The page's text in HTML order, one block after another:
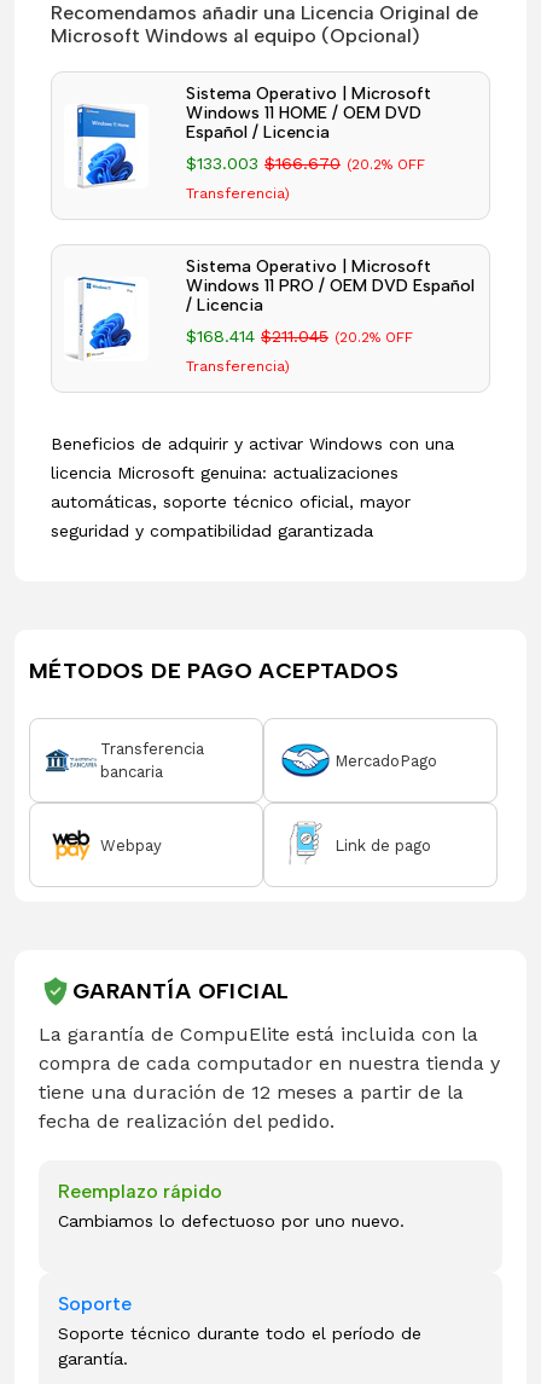
Recomendamos añadir una Licencia Original de
Microsoft Windows al equipo (Opcional)
Sistema Operativo | Microsoft
Windows 11 HOME / OEM DVD
Español / Licencia
$133.003 $166.670 (20.2% OFF
Transferencia)
Sistema Operativo | Microsoft
Windows 11 PRO / OEM DVD Español
/ Licencia
$168.414 $211.045 (20.2% OFF
Transferencia)
Beneficios de adquirir y activar Windows con una
licencia Microsoft genuina: actualizaciones
automáticas, soporte técnico oficial, mayor
seguridad y compatibilidad garantizada
MÉTODOS DE PAGO ACEPTADOS
Transferencia
bancaria
MercadoPago
Webpay Link de pago
GARANTÍA OFICIAL
La garantía de CompuElite está incluida con la
compra de cada computador en nuestra tienda y
tiene una duración de 12 meses a partir de la
fecha de realización del pedido.
Reemplazo rápido
Cambiamos lo defectuoso por uno nuevo.
Soporte
Soporte técnico durante todo el período de
garantía.